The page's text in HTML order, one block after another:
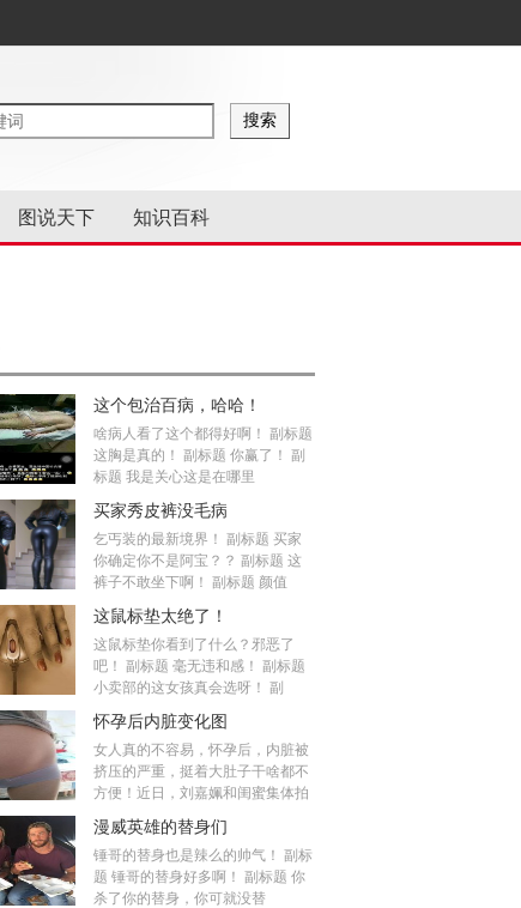
图说天下 知识百科
这个包治百病，哈哈！
啥病人看了这个都得好啊！ 副标题
这胸是真的！ 副标题 你赢了！ 副
标题 我是关心这是在哪里
买家秀皮裤没毛病
乞丐装的最新境界！ 副标题 买家
你确定你不是阿宝？？ 副标题 这
裤子不敢坐下啊！ 副标题 颜值
这鼠标垫太绝了！
这鼠标垫你看到了什么？邪恶了
吧！ 副标题 毫无违和感！ 副标题
小卖部的这女孩真会选呀！ 副
怀孕后内脏变化图
女人真的不容易，怀孕后，内脏被
挤压的严重，挺着大肚子干啥都不
方便！近日，刘嘉姵和闺蜜集体拍
漫威英雄的替身们
锤哥的替身也是辣么的帅气！ 副标
题 锤哥的替身好多啊！ 副标题 你
杀了你的替身，你可就没替